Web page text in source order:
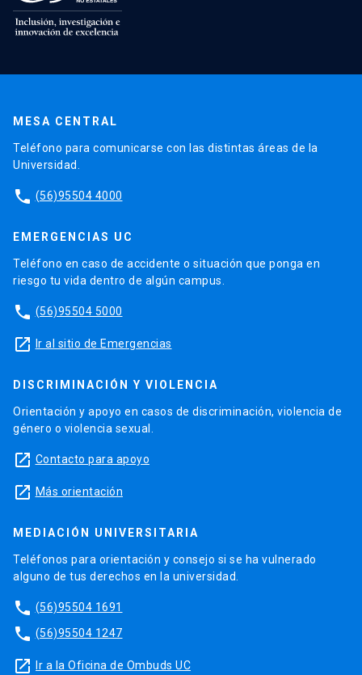
MESA CENTRAL
Teléfono para comunicarse con las distintas áreas de la
Universidad.
phone (56)95504 4000
EMERGENCIAS UC
Teléfono en caso de accidente o situación que ponga en
riesgo tu vida dentro de algún campus.
phone (56)95504 5000
launch Ir al sitio de Emergencias
DISCRIMINACIÓN Y VIOLENCIA
Orientación y apoyo en casos de discriminación, violencia de
género o violencia sexual.
launch Contacto para apoyo
launch Más orientación
MEDIACIÓN UNIVERSITARIA
Teléfonos para orientación y consejo si se ha vulnerado
alguno de tus derechos en la universidad.
phone (56)95504 1691
phone (56)95504 1247
launch Ir a la Oficina de Ombuds UC